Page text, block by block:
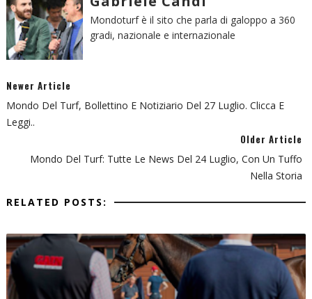
Mondoturf è il sito che parla di galoppo a 360
gradi, nazionale e internazionale
Newer Article
Mondo Del Turf, Bollettino E Notiziario Del 27 Luglio. Clicca E
Leggi..
Older Article
Mondo Del Turf: Tutte Le News Del 24 Luglio, Con Un Tuffo
Nella Storia
RELATED POSTS: